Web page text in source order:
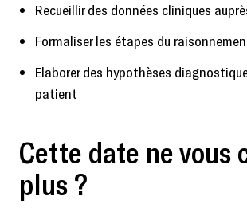
Cette date ne vous
plus ?
Recueillir des données cliniques
Formaliser les étapes du
Elaborer des hypothèses
patient